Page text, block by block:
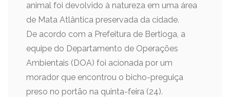
animal foi devolvido à natureza em uma área
de Mata Atlântica preservada da cidade.
De acordo com a Prefeitura de Bertioga, a
equipe do Departamento de Operações
Ambientais (DOA) foi acionada por um
morador que encontrou o bicho-preguiça
preso no portão na quinta-feira (24).